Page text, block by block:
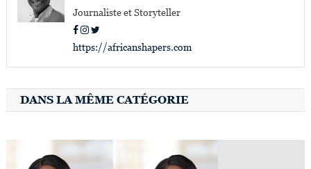
Journaliste et Storyteller
https://africanshapers.com
DANS LA MÊME CATÉGORIE